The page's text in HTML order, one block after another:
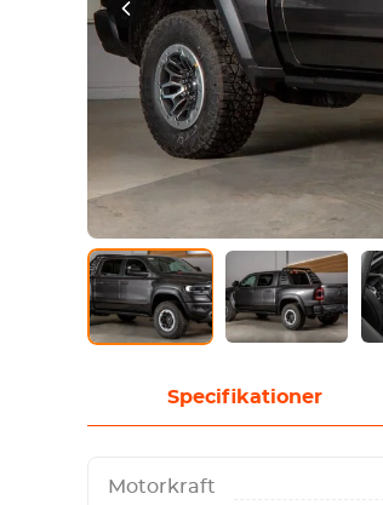
Specifikationer
Motorkraft